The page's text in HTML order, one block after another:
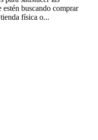
estén buscando comprar
física o...